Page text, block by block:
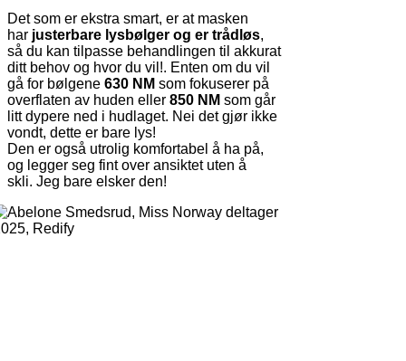
Det som er ekstra smart, er at masken
har justerbare lysbølger og er trådløs,
så du kan tilpasse behandlingen til akkurat
ditt behov og hvor du vil!. Enten om du vil
gå for bølgene 630 NM som fokuserer på
overflaten av huden eller 850 NM som går
litt dypere ned i hudlaget. Nei det gjør ikke
vondt, dette er bare lys!
Den er også utrolig komfortabel å ha på,
og legger seg fint over ansiktet uten å
skli. Jeg bare elsker den!